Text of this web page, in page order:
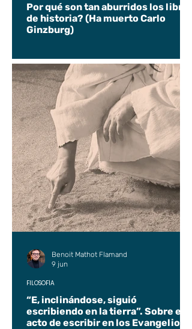
Por qué son tan aburridos los libros
de historia? (Ha muerto Carlo
Ginzburg)
“E, inclinándose, siguió
escribiendo en la tierra”. Sobre el
acto de escribir en los Evangelios.
FILOSOFÍA
Benoit Mathot Flamand
9 jun